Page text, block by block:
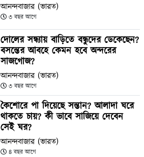
আনন্দবাজার (ভারত)
৩ বছর আগে
দোলের সন্ধ্যায় বাড়িতে বন্ধুদের ডেকেছেন?
বসন্তের আবহে কেমন হবে অন্দরের
সাজগোজ?
আনন্দবাজার (ভারত)
৩ বছর আগে
কৈশোরে পা দিয়েছে সন্তান? আলাদা ঘরে
থাকতে চায়? কী ভাবে সাজিয়ে দেবেন
সেই ঘর?
আনন্দবাজার (ভারত)
৪ বছর আগে